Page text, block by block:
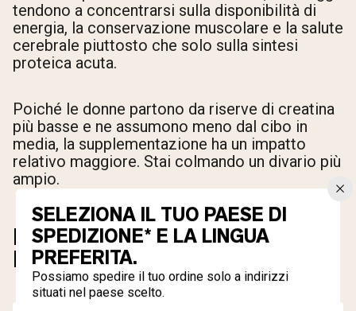
tendono a concentrarsi sulla disponibilità di
energia, la conservazione muscolare e la salute
cerebrale piuttosto che solo sulla sintesi
proteica acuta.
Poiché le donne partono da riserve di creatina
più basse e ne assumono meno dal cibo in
media, la supplementazione ha un impatto
relativo maggiore. Stai colmando un divario più
ampio.
BENEFICI DELLA CREATINA
PER LE DONNE
SELEZIONA IL TUO PAESE DI
SPEDIZIONE* E LA LINGUA
PREFERITA.
Possiamo spedire il tuo ordine solo a indirizzi
situati nel paese scelto.